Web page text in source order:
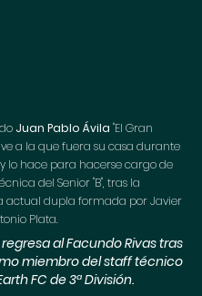
Juan Pablo Ávila "El Gran
a la que fuera su casa durante
lo hace para hacerse cargo de
del Senior "B", tras la
actual dupla formada por Javier
Plata.
al Facundo Rivas tras
miembro del staff técnico
FC de 3ª División.